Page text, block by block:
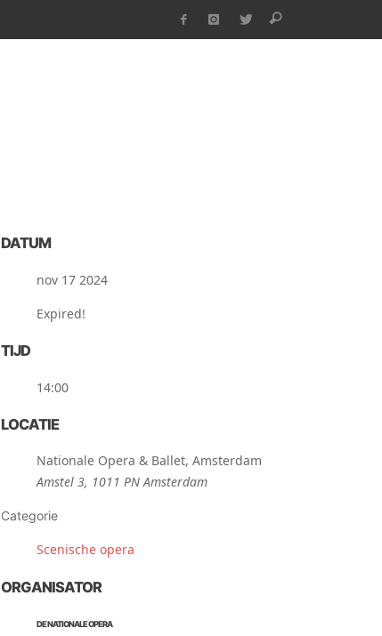
DATUM
nov 17 2024
Expired!
TIJD
14:00
LOCATIE
Nationale Opera & Ballet, Amsterdam
Amstel 3, 1011 PN Amsterdam
Categorie
Scenische opera
ORGANISATOR
DE NATIONALE OPERA